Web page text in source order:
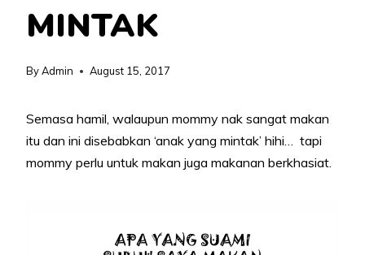
MINTAK
ByAdmin August 15, 2017
Semasa hamil, walaupun mommy nak sangat makan
itu dan ini disebabkan ‘anak yang mintak’ hihi… tapi
mommy perlu untuk makan juga makanan berkhasiat.